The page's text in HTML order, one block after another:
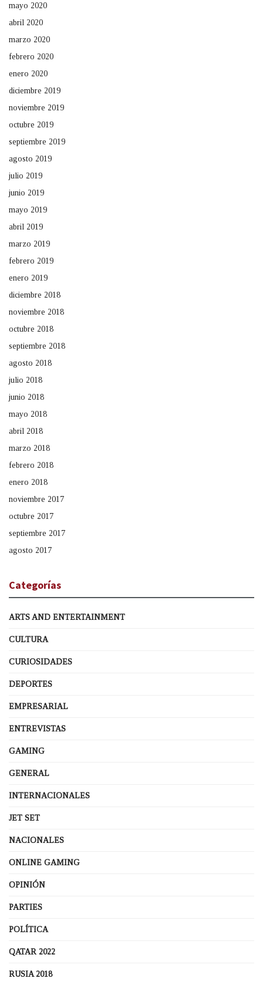
mayo 2020
abril 2020
marzo 2020
febrero 2020
enero 2020
diciembre 2019
noviembre 2019
octubre 2019
septiembre 2019
agosto 2019
julio 2019
junio 2019
mayo 2019
abril 2019
marzo 2019
febrero 2019
enero 2019
diciembre 2018
noviembre 2018
octubre 2018
septiembre 2018
agosto 2018
julio 2018
junio 2018
mayo 2018
abril 2018
marzo 2018
febrero 2018
enero 2018
noviembre 2017
octubre 2017
septiembre 2017
agosto 2017
Categorías
ARTS AND ENTERTAINMENT
CULTURA
CURIOSIDADES
DEPORTES
EMPRESARIAL
ENTREVISTAS
GAMING
GENERAL
INTERNACIONALES
JET SET
NACIONALES
ONLINE GAMING
OPINIÓN
PARTIES
POLÍTICA
QATAR 2022
RUSIA 2018